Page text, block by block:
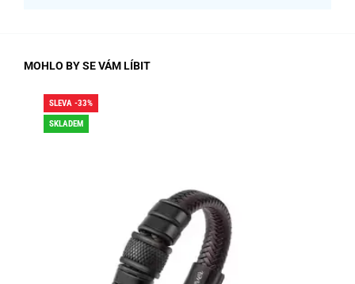
MOHLO BY SE VÁM LÍBIT
SLEVA -33%
SKLADEM